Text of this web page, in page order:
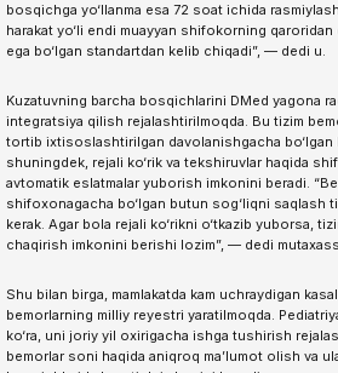
bosqichga yo‘llanma esa 72 soat ichida
harakat yo‘li endi muayyan shifokorning qaroridan
ega bo‘lgan standartdan kelib chiqadi”, — dedi u.
Kuzatuvning barcha bosqichlarini DMed yagona
integratsiya qilish rejalashtirilmoqda. Bu tizim
tortib ixtisoslashtirilgan davolanishgacha bo‘lgan
shuningdek, rejali ko‘rik va tekshiruvlar haqida
avtomatik eslatmalar yuborish imkonini beradi.
shifoxonagacha bo‘lgan butun sog‘liqni saqlash
kerak. Agar bola rejali ko‘rikni o‘tkazib yuborsa,
chaqirish imkonini berishi lozim”, — dedi
Shu bilan birga, mamlakatda kam uchraydigan
bemorlarning milliy reyestri yaratilmoqda.
ko‘ra, uni joriy yil oxirigacha ishga tushirish
bemorlar soni haqida aniqroq ma’lumot olish va